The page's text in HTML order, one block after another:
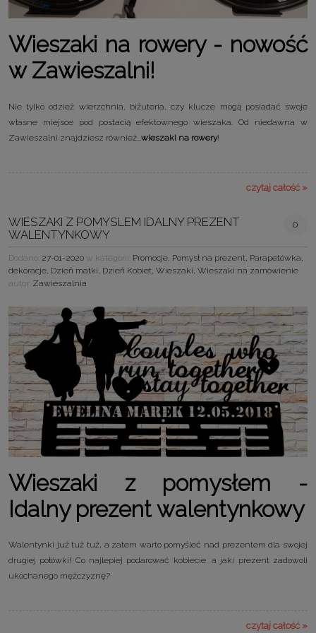
Wieszaki na rowery - nowość
w Zawieszalni!
Nie tylko odzież wierzchnia, biżuteria, czy klucze mogą posiadać swoje
własne miejsce pod postacią efektownego wieszaka. Od niedawna w
Zawieszalni znajdziesz również...wieszaki na rowery!
czytaj całość »
WIESZAKI Z POMYSLEM IDALNY PREZENT
WALENTYNKOWY
0
Dodano: 27-01-2020 w kategorii: Promocje, Pomysł na prezent, Parapetówka,
dekoracje, Dzień matki, Dzień Kobiet, Wieszaki, Wieszaki na zamówienie
autor: Zawieszalnia
Wieszaki z pomysłem -
Idalny prezent walentynkowy
Walentynki już tuż tuż, a zatem warto pomyśleć nad prezentem dla swojej
drugiej połówki! Co najlepiej podarować kobiecie, a jaki prezent zadowoli
ukochanego mężczyznę?
czytaj całość »